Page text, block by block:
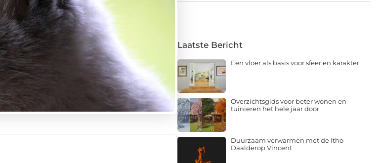
Laatste Bericht
Een vloer als basis voor sfeer en karakter
Overzichtsgids voor beter wonen en
tuinieren het hele jaar door
Duurzaam verwarmen met de Itho
Daalderop Vincent